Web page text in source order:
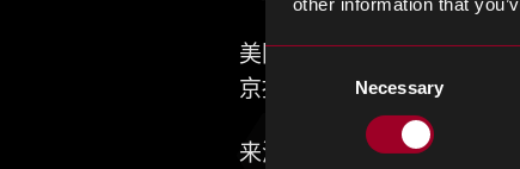
Consent
Selection
Necessary
美国正准备更新和收紧限
京提出的担忧以及与华盛顿
来源前 5 条新闻